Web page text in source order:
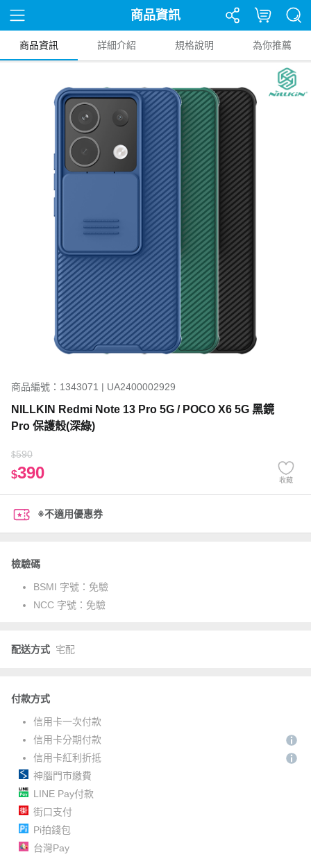
商品資訊
商品資訊 詳細介紹 規格說明 為你推薦
商品編號：1343071 | UA2400002929
NILLKIN Redmi Note 13 Pro 5G / POCO X6 5G 黑鏡
Pro 保護殼(深綠)
$590
$390 收藏
※不適用優惠券
檢驗碼
BSMI 字號： 免驗
NCC 字號： 免驗
配送方式 宅配
付款方式
信用卡一次付款
信用卡分期付款
信用卡紅利折抵
神腦門市繳費
LINE Pay付款
街口支付
Pi拍錢包
台灣Pay